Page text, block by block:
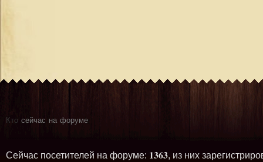
Кто сейчас на форуме
Сейчас посетителей на форуме: 1363, из них